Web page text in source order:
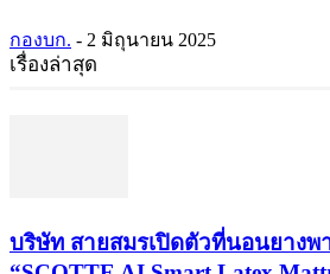
กองบก. - 2 มิถุนายน 2025
เรื่องล่าสุด
บริษัท สายสมรเปิดตัวที่นอนยางพ